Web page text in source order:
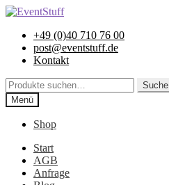
Zur
springen
Zum
springen+49 (0)40 710 76 00
post@eventstuff.de
Kontakt
Suche
nach:
Suche
Menü
Shop
Start
AGB
Anfrage